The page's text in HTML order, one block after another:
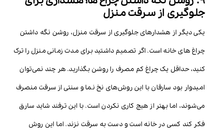
جلوگیری از سرقت منزل
یکی دیگر از هشدارهای جلوگیری از سرقت منزل، روشن نگه داشتن
چراغ های خانه است. اگر تصمیم داشتید برای مدت زمانی منزل را ترک
کنید، حداقل یک چراغ کم مصرف را روشن بگذارید. هر چند نمی‌توان
امیدوار بود سارقان با این روش‌های نخ نما و سنتی از سرقت منصرف
می‌شوند، اما بهتر از هیچ کاری نکردن است. با این ترفند شاید سارق
فکر کند کسی در خانه است و دست به سرقت نزند. اما این روش